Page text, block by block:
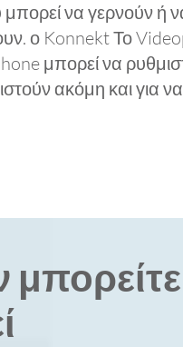
να γερνούν ή
ο Konnekt Το
μπορεί να
ακόμη και για